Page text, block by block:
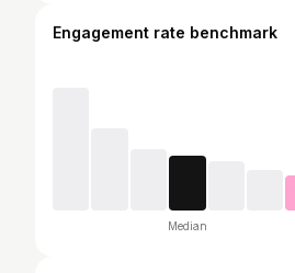
Engagement rate benchmark
Median